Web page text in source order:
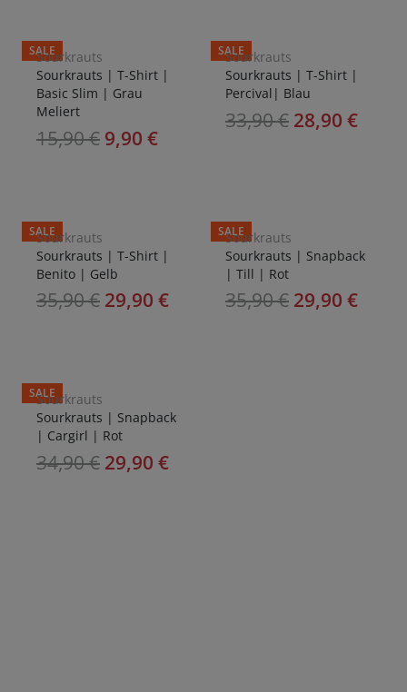
SALE
Sourkrauts
Sourkrauts | T-Shirt |
Basic Slim | Grau
Meliert
15,90€ 9,90 €
SALE
Sourkrauts
Sourkrauts | T-Shirt |
Percival| Blau
33,90€ 28,90 €
SALE
Sourkrauts
Sourkrauts | T-Shirt |
Benito | Gelb
35,90€ 29,90 €
SALE
Sourkrauts
Sourkrauts | Snapback
| Till | Rot
35,90€ 29,90 €
SALE
Sourkrauts
Sourkrauts | Snapback
| Cargirl | Rot
34,90€ 29,90 €